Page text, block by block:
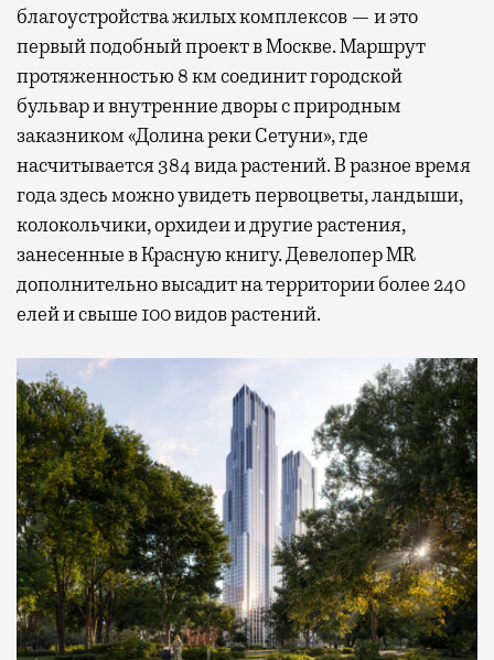
благоустройства жилых комплексов — и это
первый подобный проект в Москве. Маршрут
протяженностью 8 км соединит городской
бульвар и внутренние дворы с природным
заказником «Долина реки Сетуни», где
насчитывается 384 вида растений. В разное время
года здесь можно увидеть первоцветы, ландыши,
колокольчики, орхидеи и другие растения,
занесенные в Красную книгу. Девелопер MR
дополнительно высадит на территории более 240
елей и свыше 100 видов растений.